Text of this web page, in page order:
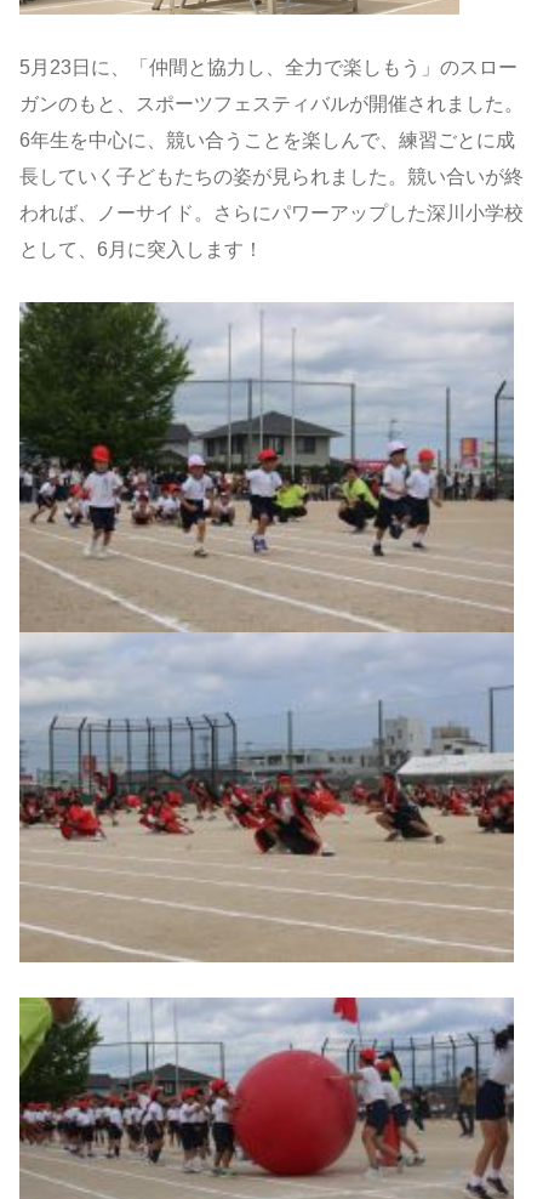
5月23日に、「仲間と協力し、全力で楽しもう」のスロー
ガンのもと、スポーツフェスティバルが開催されました。
6年生を中心に、競い合うことを楽しんで、練習ごとに成
長していく子どもたちの姿が見られました。競い合いが終
われば、ノーサイド。さらにパワーアップした深川小学校
として、6月に突入します！